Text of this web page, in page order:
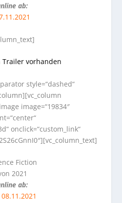
ab:
Trailer vorhanden
style=“dashed“
image=“19834″
onclick=“custom_link“
Fiction
2021
ab: